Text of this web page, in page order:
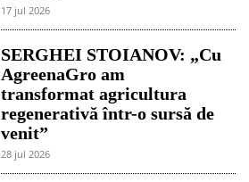
17 jul 2026
SERGHEI STOIANOV: „Cu
AgreenaGro am
transformat agricultura
regenerativă într-o sursă de
venit”
28 jul 2026